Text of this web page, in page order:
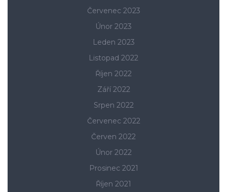
Červenec 2023
Únor 2023
Leden 2023
Listopad 2022
Říjen 2022
Září 2022
Srpen 2022
Červenec 2022
Červen 2022
Únor 2022
Prosinec 2021
Říjen 2021